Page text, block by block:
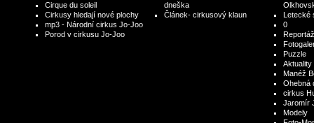
Cirque du soleil
Cirkusy hledají nové plochy
mp3 - Národní cirkus Jo-Joo
Porod v cirkusu Jo-Joo
dneška
Článek- cirkusový klaun
Letecké
0
Puzzle
Aktuality
Manéž
Ohebná
cirkus
Jaromír
Modely